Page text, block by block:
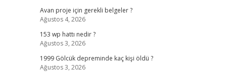
Avan proje için gerekli belgeler ?
Ağustos 4, 2026
153 wp hattı nedir ?
Ağustos 3, 2026
1999 Gölcük depreminde kaç kişi öldü ?
Ağustos 3, 2026